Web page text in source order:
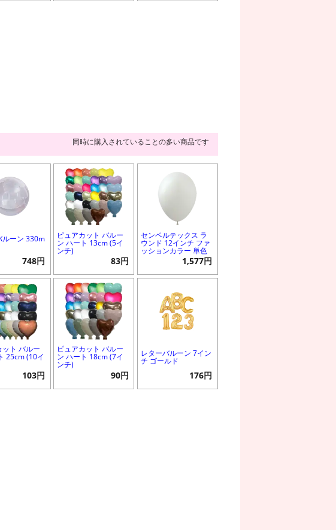
同時に購入されていることの多い商品です
ルーン 330m
748円
ピュアカット バルー
ン ハート 13cm (5イ
ンチ)
83円
センペルテックス ラ
ウンド 12インチ ファ
ッションカラー 単色
1,577円
ット バルー
25cm (10イ
103円
ピュアカット バルー
ン ハート 18cm (7イ
ンチ)
90円
レターバルーン 7イン
チ ゴールド
176円